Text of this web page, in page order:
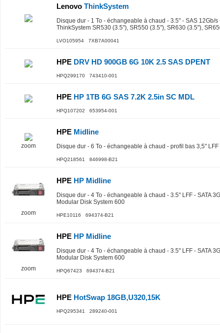
Lenovo ThinkSystem
Disque dur - 1 To - échangeable à chaud - 3.5" - SAS 12Gb/
ThinkSystem SR530 (3.5"), SR550 (3.5"), SR630 (3.5"),
LVO105954 7XB7A00041
HPE DRV HD 900GB 6G 10K 2.5 SAS DPENT
HPQ299170 743410-001
HPE HP 1TB 6G SAS 7.2K 2.5in SC MDL
HPQ107202 653954-001
zoom
HPE Midline
Disque dur - 6 To - échangeable à chaud - profil bas 3,5"
HPQ218561 846998-B21
zoom
HPE HP Midline
Disque dur - 4 To - échangeable à chaud - 3.5" LFF - SATA
Modular Disk System 600
HPE10116 694374-B21
zoom
HPE HP Midline
Disque dur - 4 To - échangeable à chaud - 3.5" LFF - SATA
Modular Disk System 600
HPQ67423 694374-B21
HPE HotSwap 18GB,U320,15K
HPQ295341 289240-001